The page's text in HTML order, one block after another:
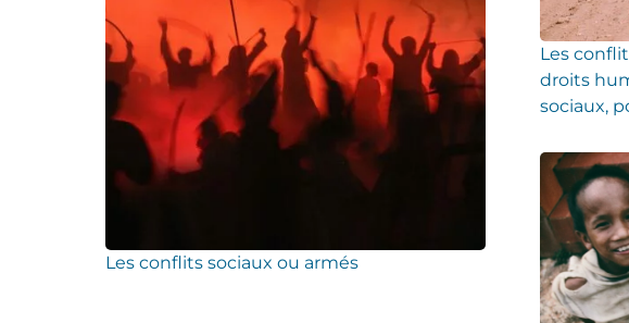
Les conflits sociaux ou armés
Les
droits
sociaux,